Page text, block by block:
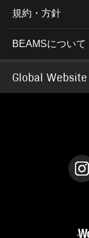
規約・方針
BEAMSについて
Global Website